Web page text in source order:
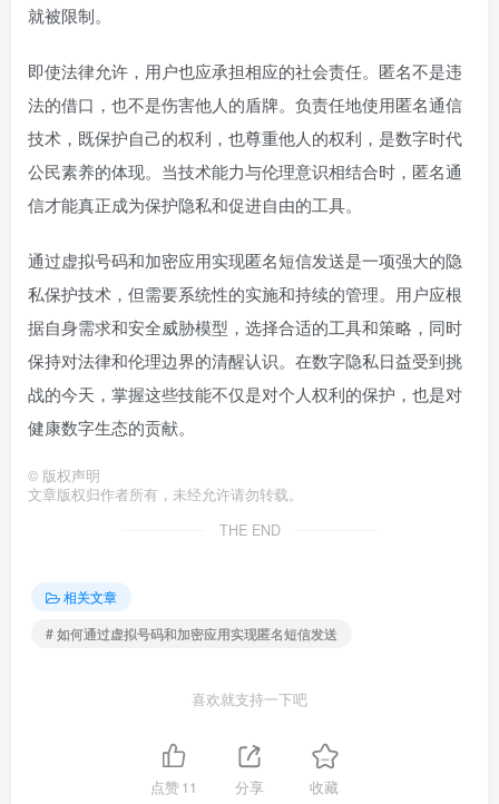
就被限制。
即使法律允许，用户也应承担相应的社会责任。匿名不是违
法的借口，也不是伤害他人的盾牌。负责任地使用匿名通信
技术，既保护自己的权利，也尊重他人的权利，是数字时代
公民素养的体现。当技术能力与伦理意识相结合时，匿名通
信才能真正成为保护隐私和促进自由的工具。
通过虚拟号码和加密应用实现匿名短信发送是一项强大的隐
私保护技术，但需要系统性的实施和持续的管理。用户应根
据自身需求和安全威胁模型，选择合适的工具和策略，同时
保持对法律和伦理边界的清醒认识。在数字隐私日益受到挑
战的今天，掌握这些技能不仅是对个人权利的保护，也是对
健康数字生态的贡献。
© 版权声明
文章版权归作者所有，未经允许请勿转载。
THE END
相关文章
# 如何通过虚拟号码和加密应用实现匿名短信发送
喜欢就支持一下吧
点赞11 分享 收藏